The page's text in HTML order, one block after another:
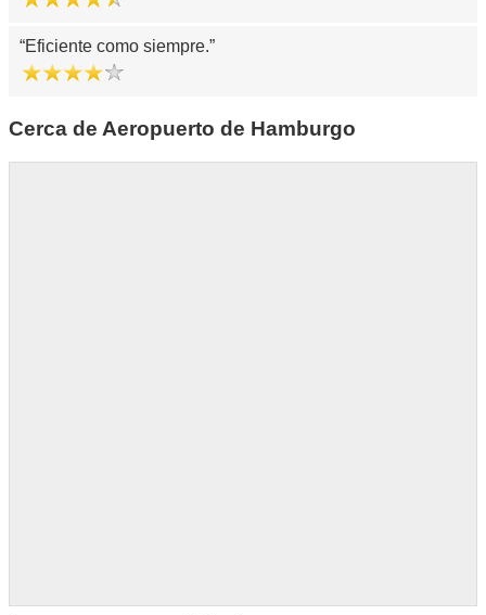
Eficiente como siempre.
Cerca de Aeropuerto de Hamburgo